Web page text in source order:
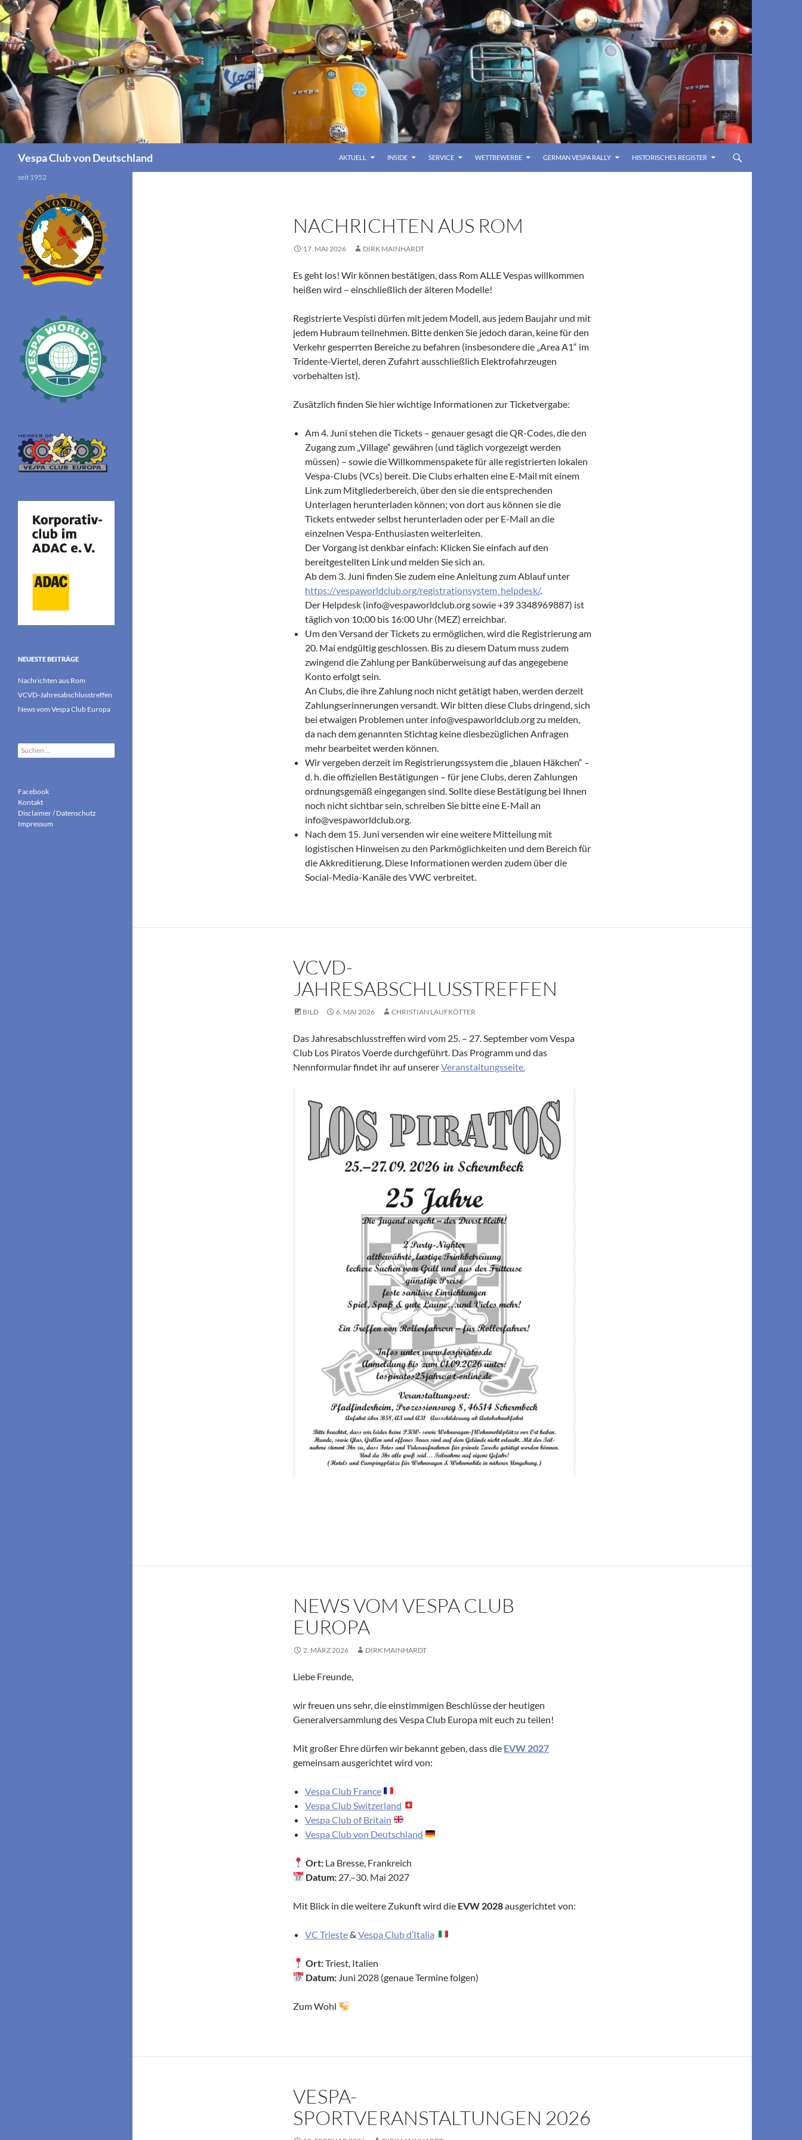
Zum
Inhalt
springen
Vespa Club von Deutschland AKTUELL INSIDE SERVICE WETTBEWERBE GERMAN VESPA RALLY HISTORISCHES REGISTER
NACHRICHTEN AUS ROM
17. MAI 2026 DIRK MAINHARDT
Es geht los! Wir können bestätigen, dass Rom ALLE Vespas willkommen
heißen wird – einschließlich der älteren Modelle!
Registrierte Vespisti dürfen mit jedem Modell, aus jedem Baujahr und mit
jedem Hubraum teilnehmen. Bitte denken Sie jedoch daran, keine für den
Verkehr gesperrten Bereiche zu befahren (insbesondere die „Area A1“ im
Tridente-Viertel, deren Zufahrt ausschließlich Elektrofahrzeugen
vorbehalten ist).
Zusätzlich finden Sie hier wichtige Informationen zur Ticketvergabe:
Am 4. Juni stehen die Tickets – genauer gesagt die QR-Codes, die den
Zugang zum „Village“ gewähren (und täglich vorgezeigt werden
müssen) – sowie die Willkommenspakete für alle registrierten lokalen
Vespa-Clubs (VCs) bereit. Die Clubs erhalten eine E-Mail mit einem
Link zum Mitgliederbereich, über den sie die entsprechenden
Unterlagen herunterladen können; von dort aus können sie die
Tickets entweder selbst herunterladen oder per E-Mail an die
einzelnen Vespa-Enthusiasten weiterleiten.
Der Vorgang ist denkbar einfach: Klicken Sie einfach auf den
bereitgestellten Link und melden Sie sich an.
Ab dem 3. Juni finden Sie zudem eine Anleitung zum Ablauf unter
https://vespaworldclub.org/registrationsystem_helpdesk/.
Der Helpdesk (info@vespaworldclub.org sowie +39 3348969887) ist
täglich von 10:00 bis 16:00 Uhr (MEZ) erreichbar.
Um den Versand der Tickets zu ermöglichen, wird die Registrierung am
20. Mai endgültig geschlossen. Bis zu diesem Datum muss zudem
zwingend die Zahlung per Banküberweisung auf das angegebene
Konto erfolgt sein.
An Clubs, die ihre Zahlung noch nicht getätigt haben, werden derzeit
Zahlungserinnerungen versandt. Wir bitten diese Clubs dringend, sich
bei etwaigen Problemen unter info@vespaworldclub.org zu melden,
da nach dem genannten Stichtag keine diesbezüglichen Anfragen
mehr bearbeitet werden können.
Wir vergeben derzeit im Registrierungssystem die „blauen Häkchen“ –
d. h. die offiziellen Bestätigungen – für jene Clubs, deren Zahlungen
ordnungsgemäß eingegangen sind. Sollte diese Bestätigung bei Ihnen
noch nicht sichtbar sein, schreiben Sie bitte eine E-Mail an
info@vespaworldclub.org.
Nach dem 15. Juni versenden wir eine weitere Mitteilung mit
logistischen Hinweisen zu den Parkmöglichkeiten und dem Bereich für
die Akkreditierung. Diese Informationen werden zudem über die
Social-Media-Kanäle des VWC verbreitet.
VCVD-
JAHRESABSCHLUSSTREFFEN
BILD 6. MAI 2026 CHRISTIAN LAUFKÖTTER
Das Jahresabschlusstreffen wird vom 25. – 27. September vom Vespa
Club Los Piratos Voerde durchgeführt. Das Programm und das
Nennformular findet ihr auf unsererVeranstaltungsseite.
NEWS VOM VESPA CLUB
EUROPA
2. MÄRZ 2026 DIRK MAINHARDT
Liebe Freunde,
wir freuen uns sehr, die einstimmigen Beschlüsse der heutigen
Generalversammlung des Vespa Club Europa mit euch zu teilen!
Mit großer Ehre dürfen wir bekannt geben, dass die EVW 2027
gemeinsam ausgerichtet wird von:
Vespa Club France
Vespa Club Switzerland
Vespa Club of Britain
Vespa Club von Deutschland
Ort: La Bresse, Frankreich
Datum: 27.–30. Mai 2027
Mit Blick in die weitere Zukunft wird die EVW 2028ausgerichtet von:
VC Trieste& Vespa Club d’Italia
Ort:Triest, Italien
Datum: Juni 2028 (genaue Termine folgen)
Zum Wohl
VESPA-
SPORTVERANSTALTUNGEN 2026
seit 1952
NEUESTE BEITRÄGE
Nachrichten aus Rom
VCVD-Jahresabschlusstreffen
News vom Vespa Club Europa
Suchen
nach:
Facebook
Kontakt
Disclaimer / Datenschutz
Impressum